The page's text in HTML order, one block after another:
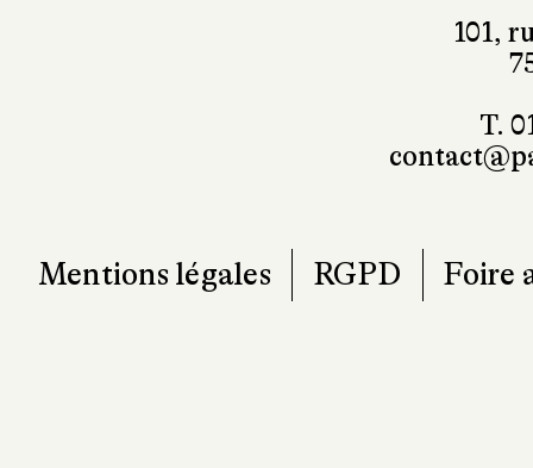
101,
T.
Mentions légales RGPD Foire